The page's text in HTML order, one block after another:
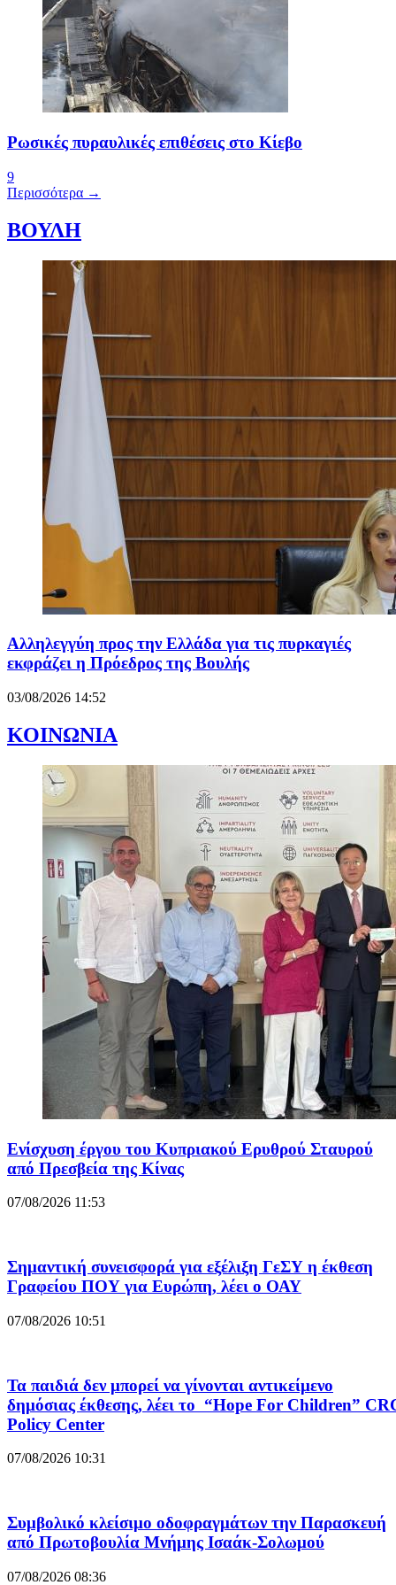
Ρωσικές πυραυλικές επιθέσεις στο Κίεβο
9
Περισσότερα →
ΒΟΥΛΗ
Αλληλεγγύη προς την Ελλάδα για τις πυρκαγιές
εκφράζει η Πρόεδρος της Βουλής
03/08/2026 14:52
ΚΟΙΝΩΝΙΑ
Ενίσχυση έργου του Κυπριακού Ερυθρού Σταυρού
από Πρεσβεία της Κίνας
07/08/2026 11:53
Σημαντική συνεισφορά για εξέλιξη ΓεΣΥ η έκθεση
Γραφείου ΠΟΥ για Ευρώπη, λέει ο ΟΑΥ
07/08/2026 10:51
Τα παιδιά δεν μπορεί να γίνονται αντικείμενο
δημόσιας έκθεσης, λέει το “Hope For Children”
Policy Center
07/08/2026 10:31
Συμβολικό κλείσιμο οδοφραγμάτων την Παρασκευή
από Πρωτοβουλία Μνήμης Ισαάκ-Σολωμού
07/08/2026 08:36